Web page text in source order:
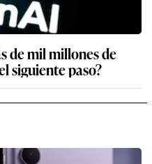
de mil millones de
siguiente paso?